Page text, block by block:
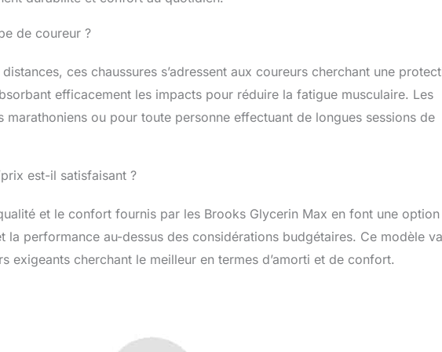
de coureur ?
ces chaussures s’adressent aux coureurs cherchant une
efficacement les impacts pour réduire la fatigue musculaire. Les
ou pour toute personne effectuant de longues sessions de
est-il satisfaisant ?
et le confort fournis par les Brooks Glycerin Max en font une
performance au-dessus des considérations budgétaires. Ce modèle
exigeants cherchant le meilleur en termes d’amorti et de confort.